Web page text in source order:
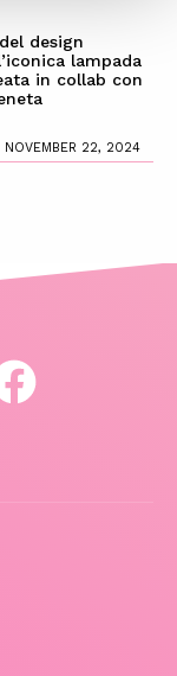
design
lampada
in collab con
NOVEMBER 22, 2024